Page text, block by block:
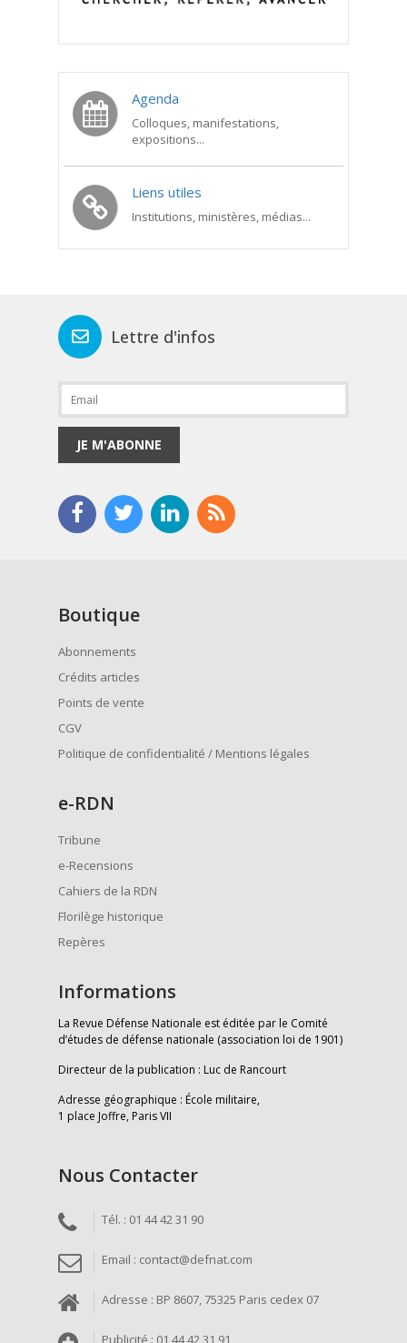
Agenda
Colloques, manifestations,
expositions...
Liens utiles
Institutions, ministères, médias...
Lettre d'infos
JE M'ABONNE
Boutique
Abonnements
Crédits articles
Points de vente
CGV
Politique de confidentialité / Mentions légales
e-RDN
Tribune
e-Recensions
Cahiers de la RDN
Florilège historique
Repères
Informations
La Revue Défense Nationale est éditée par le Comité
d’études de défense nationale (association loi de 1901)
Directeur de la publication : Luc de Rancourt
Adresse géographique : École militaire,
1 place Joffre, Paris VII
Nous Contacter
Tél. : 01 44 42 31 90
Email : contact@defnat.com
Adresse : BP 8607, 75325 Paris cedex 07
Publicité : 01 44 42 31 91